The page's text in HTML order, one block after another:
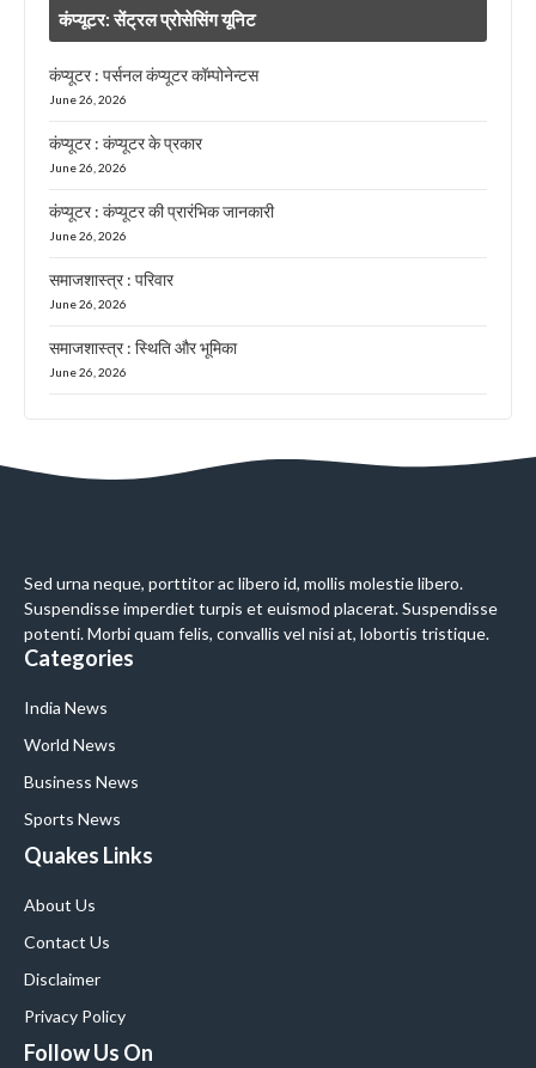
कंप्यूटर: सेंट्रल प्रोसेसिंग यूनिट
कंप्यूटर : पर्सनल कंप्यूटर कॉम्पोनेन्टस
June 26, 2026
कंप्यूटर : कंप्यूटर के प्रकार
June 26, 2026
कंप्यूटर : कंप्यूटर की प्रारंभिक जानकारी
June 26, 2026
समाजशास्त्र : परिवार
June 26, 2026
समाजशास्त्र : स्थिति और भूमिका
June 26, 2026
Sed urna neque, porttitor ac libero id, mollis molestie libero.
Suspendisse imperdiet turpis et euismod placerat. Suspendisse
potenti. Morbi quam felis, convallis vel nisi at, lobortis tristique.
Categories
India News
World News
Business News
Sports News
Quakes Links
About Us
Contact Us
Disclaimer
Privacy Policy
Follow Us On